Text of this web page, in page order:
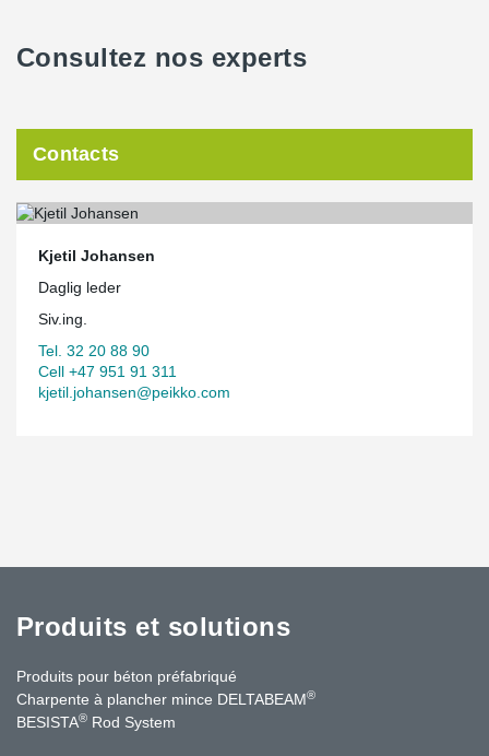
Consultez nos experts
Contacts
Kjetil Johansen
Daglig leder
Siv.ing.
Tel. 32 20 88 90
Cell +47 951 91 311
kjetil.johansen@peikko.com
Produits et solutions
Produits pour béton préfabriqué
Charpente à plancher mince DELTABEAM®
BESISTA® Rod System